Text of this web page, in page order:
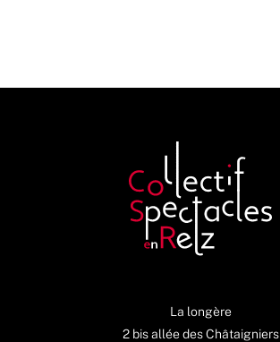
La longère
2 bis allée des Châtaigniers